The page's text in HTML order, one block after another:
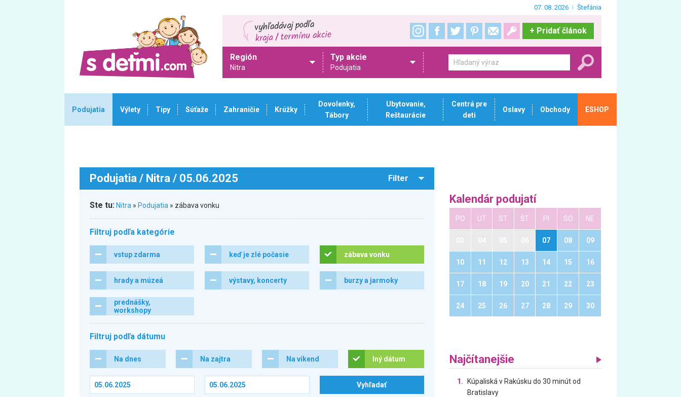
07. 08. 2026 Štefánia
+ Pridať článok
Región
Nitra
Typ akcie
Podujatia
Podujatia Výlety Tipy Súťaže Zahraničie Krúžky
Dovolenky,
Tábory
Ubytovanie,
Reštaurácie
Centrá pre
deti
Oslavy Obchody ESHOP
Podujatia / Nitra / 05.06.2025 Filter
Ste tu: Nitra » Podujatia » zábava vonku
Filtruj podľa kategórie
vstup zdarma keď je zlé počasie zábava vonku
hrady a múzeá výstavy, koncerty burzy a jarmoky
prednášky,
workshopy
Filtruj podľa dátumu
Na dnes Na zajtra Na víkend Iný dátum
Kalendár podujatí
PO UT ST ŠT PI SO NE
07 08 09
10 11 12 13 14 15 16
17 18 19 20 21 22 23
24 25 26 27 28 29 30
Najčítanejšie
1.
Kúpaliská v Rakúsku do 30 minút od
Bratislavy